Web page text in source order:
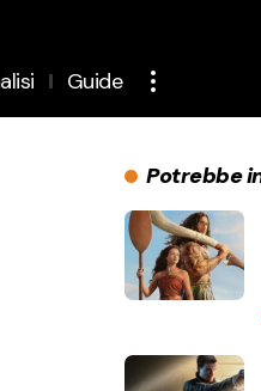
Guide
Potrebbe